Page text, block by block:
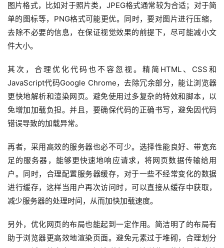
图片格式，比如对于照片类，JPEG格式通常较为合适；对于简
单的图标等，PNG格式可能更优。同时，要对图片进行压缩，
去除不必要的信息，在保证视觉效果的前提下，尽可能减小文
件大小。
其次，合理优化代码也不容忽视。精简HTML、CSS和
JavaScript代码Google Chrome，去除冗余部分，能让浏览器
更快地解析和渲染网页。避免使用过多复杂的特效和脚本，以
免增加加载负担。并且，要确保代码的正确书写，避免因代码
错误导致的加载异常。
再者，采用高效的服务器也必不可少。选择性能良好、带宽充
足的服务器，能够更快速地响应请求，将网页数据传输给用
户。同时，合理配置服务器缓存，对于一些不经常变化的数据
进行缓存，这样当用户再次访问时，可以直接从缓存中获取，
减少服务器的处理时间，从而加快加载速度。
另外，优化网页的布局也能起到一定作用。简洁明了的布局有
助于浏览器更高效地渲染页面。避免元素过于堆砌，合理划分